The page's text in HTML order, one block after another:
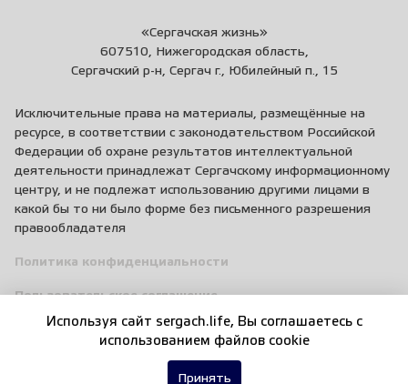
«Сергачская жизнь»
607510, Нижегородская область,
Сергачский р-н, Сергач г., Юбилейный п., 15
Исключительные права на материалы, размещённые на
ресурсе, в соответствии с законодательством Российской
Федерации об охране результатов интеллектуальной
деятельности принадлежат Сергачскому информационному
центру, и не подлежат использованию другими лицами в
какой бы то ни было форме без письменного разрешения
правообладателя
Политика конфиденциальности
Пользовательское соглашение
Правила общения
Используя сайт sergach.life, Вы соглашаетесь c
использованием файлов cookie
Принять